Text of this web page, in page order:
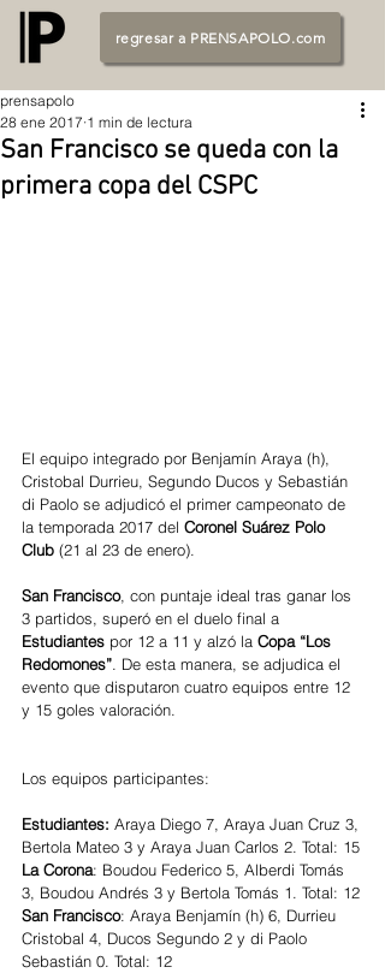
regresar a PRENSAPOLO.com
San Francisco se queda con la
primera copa del CSPC
prensapolo
28 ene 2017 1 min de lectura
El equipo integrado por Benjamín Araya (h),
Cristobal Durrieu, Segundo Ducos y Sebastián
di Paolo se adjudicó el primer campeonato de
la temporada 2017 del Coronel Suárez Polo
Club (21 al 23 de enero).
San Francisco, con puntaje ideal tras ganar los
3 partidos, superó en el duelo final a
Estudiantes por 12 a 11 y alzó la Copa “Los
Redomones”. De esta manera, se adjudica el
evento que disputaron cuatro equipos entre 12
y 15 goles valoración.
Los equipos participantes:
Estudiantes: Araya Diego 7, Araya Juan Cruz 3,
Bertola Mateo 3 y Araya Juan Carlos 2. Total: 15
La Corona: Boudou Federico 5, Alberdi Tomás
3, Boudou Andrés 3 y Bertola Tomás 1. Total: 12
San Francisco: Araya Benjamín (h) 6, Durrieu
Cristobal 4, Ducos Segundo 2 y di Paolo
Sebastián 0. Total: 12